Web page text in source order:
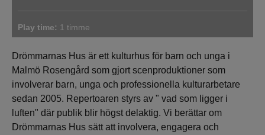
Play time: 1 timme
Drömmarnas Hus är ett kulturhus för barn och unga i
Malmö Rosengård som gjort scenproduktioner som
involverar barn, unga och professionella kulturarbetare
sedan 2005. Repertoaren styrs av " vad som ligger i
luften" där publik blir högst delaktig. Vi berättar om
Drömmarnas Hus sätt att involvera, engagera och